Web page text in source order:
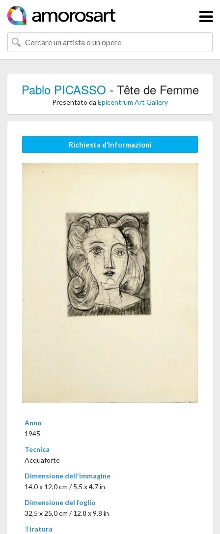
Pablo PICASSO - Tête de Femme
Presentato da Epicentrum Art Gallery
Richiesta d’Informazioni
Anno
1945
Tecnica
Acquaforte
Dimensione dell'immagine
14,0 x 12,0 cm / 5.5 x 4.7 in
Dimensione del foglio
32,5 x 25,0 cm / 12.8 x 9.8 in
Tiratura